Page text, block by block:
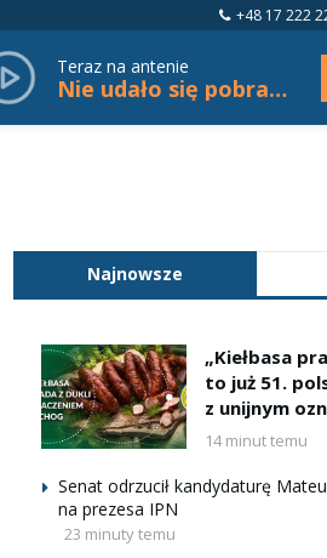
+48 17 222
Teraz na antenie
Nie udało się pobrać tytułu.
Najnowsze
„Kiełbasa
to już 51.
z unijnym
14 minut temu
Senat odrzucił kandydaturę
na prezesa IPN
23 minuty temu